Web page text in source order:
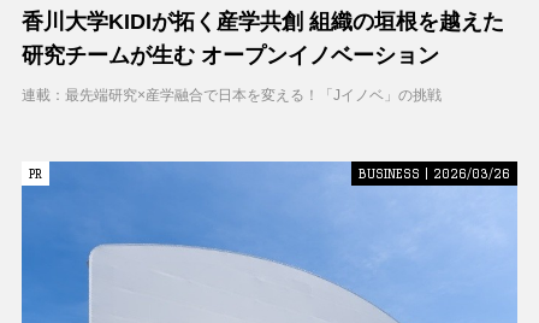
香川大学KIDIが拓く産学共創 組織の垣根を越えた
研究チームが生む オープンイノベーション
連載：最先端研究×産学融合で日本を変える！「Jイノベ」の挑戦
PR
PR BUSINESS | 2026/03/26